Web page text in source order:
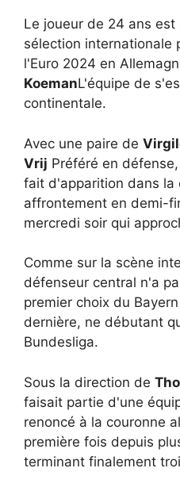
Le joueur de 24 ans
sélection internationale
l'Euro 2024 en
KoemanL'équipe de
continentale.
Avec une paire de
Vrij Préféré en
fait d'apparition dans la
affrontement en demi-
mercredi soir qui
Comme sur la scène
défenseur central n'a
premier choix du
dernière, ne débutant
Bundesliga.
Sous la direction de
faisait partie d'une
renoncé à la couronne
première fois depuis
terminant finalement